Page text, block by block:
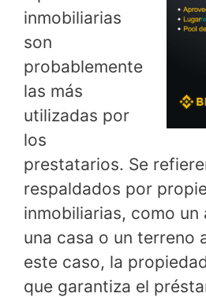
inmobiliarias
son
probablemente
las más
utilizadas por
los
prestatarios. Se
respaldados por
inmobiliarias, como
una casa o un terreno
este caso, la
que garantiza el